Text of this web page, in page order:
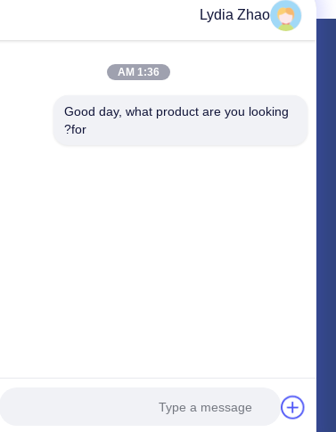
Lydia Zhao
1:36 AM
Good day, what product are you looking
for?